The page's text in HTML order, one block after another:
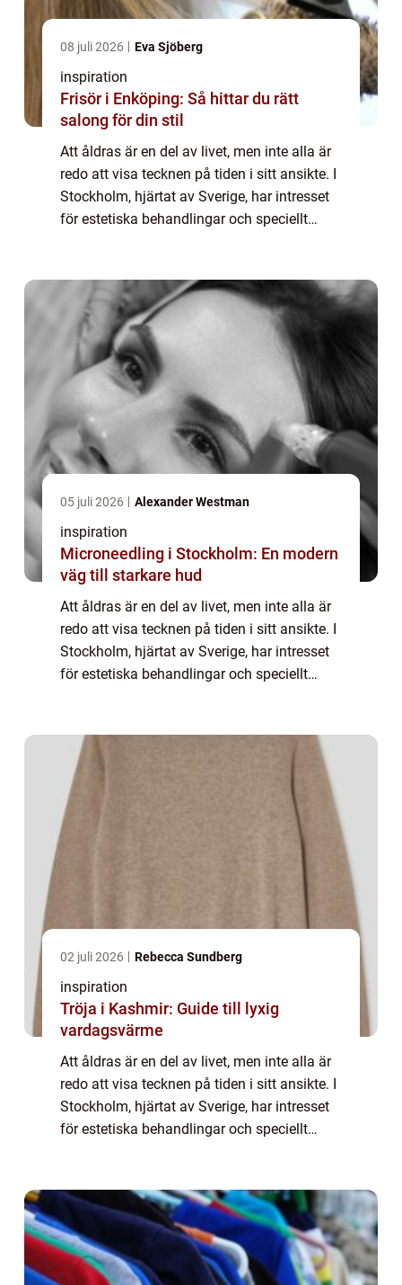
08 juli 2026 Eva Sjöberg
inspiration
Frisör i Enköping: Så hittar du rätt
salong för din stil
Att åldras är en del av livet, men inte alla är
redo att visa tecknen på tiden i sitt ansikte. I
Stockholm, hjärtat av Sverige, har intresset
för estetiska behandlingar och speciellt
05 juli 2026 Alexander Westman
inspiration
Microneedling i Stockholm: En modern
väg till starkare hud
Att åldras är en del av livet, men inte alla är
redo att visa tecknen på tiden i sitt ansikte. I
Stockholm, hjärtat av Sverige, har intresset
för estetiska behandlingar och speciellt
02 juli 2026 Rebecca Sundberg
inspiration
Tröja i Kashmir: Guide till lyxig
vardagsvärme
Att åldras är en del av livet, men inte alla är
redo att visa tecknen på tiden i sitt ansikte. I
Stockholm, hjärtat av Sverige, har intresset
för estetiska behandlingar och speciellt